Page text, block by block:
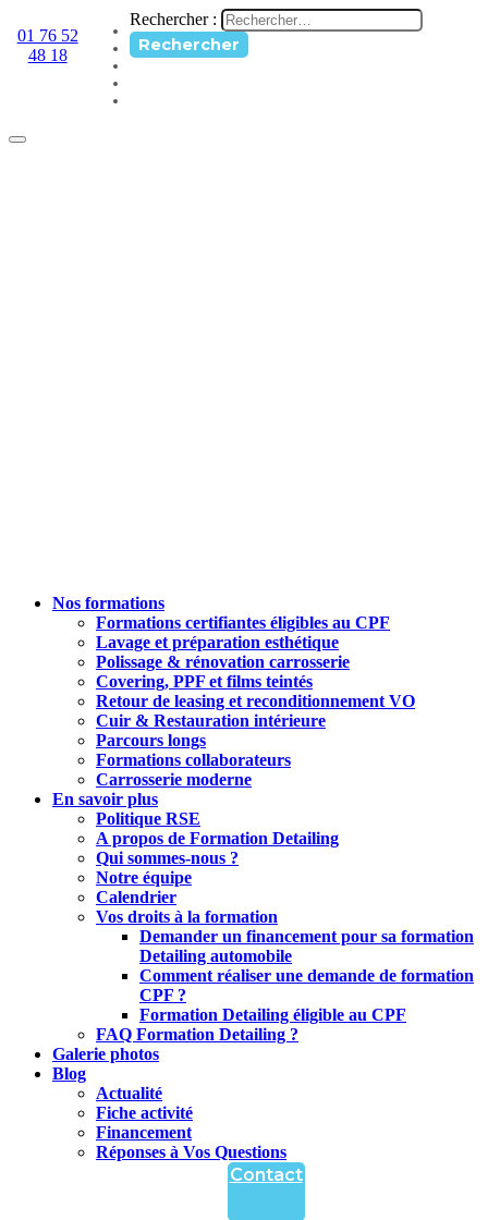
01 76 52
48 18
Rechercher :
Nos formations
Formations certifiantes éligibles au CPF
Lavage et préparation esthétique
Polissage & rénovation carrosserie
Covering, PPF et films teintés
Retour de leasing et reconditionnement VO
Cuir & Restauration intérieure
Parcours longs
Formations collaborateurs
Carrosserie moderne
En savoir plus
Politique RSE
A propos de Formation Detailing
Qui sommes-nous ?
Notre équipe
Calendrier
Vos droits à la formation
Demander un financement pour sa formation
Detailing automobile
Comment réaliser une demande de formation
CPF ?
Formation Detailing éligible au CPF
FAQ Formation Detailing ?
Galerie photos
Blog
Actualité
Fiche activité
Financement
Réponses à Vos Questions
Contact